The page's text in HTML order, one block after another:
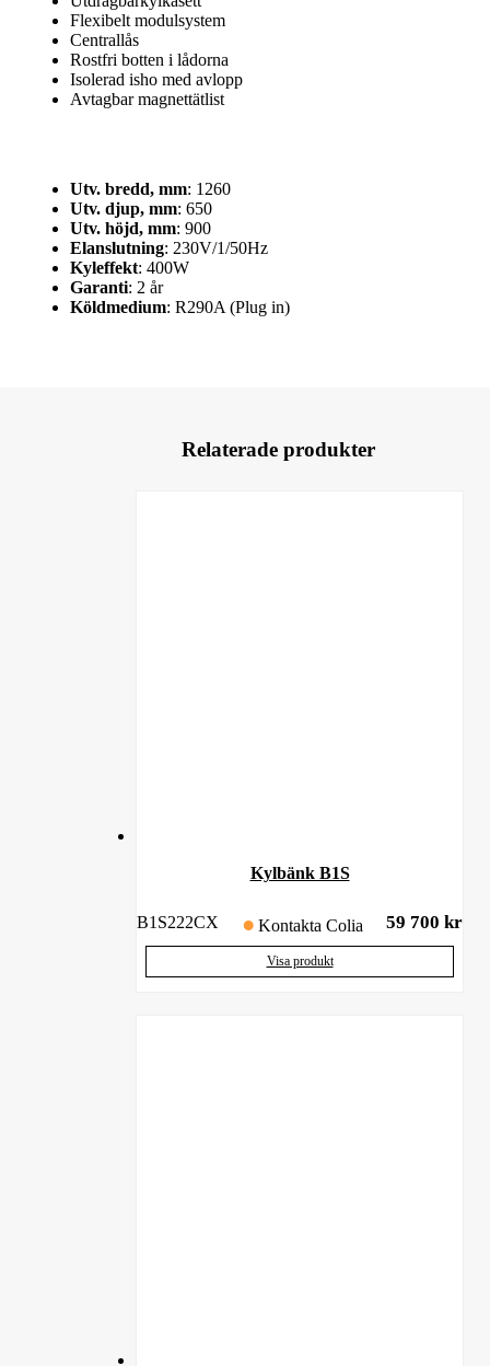
Flexibelt modulsystem
Centrallås
Rostfri botten i lådorna
Isolerad isho med avlopp
Avtagbar magnettätlist
Utv. bredd, mm: 1260
Utv. djup, mm: 650
Utv. höjd, mm: 900
Elanslutning: 230V/1/50Hz
Kyleffekt: 400W
Garanti: 2 år
Köldmedium: R290A (Plug in)
Relaterade produkter
Kylbänk B1S
B1S222CX Kontakta Colia 59 700 kr
Visa produkt